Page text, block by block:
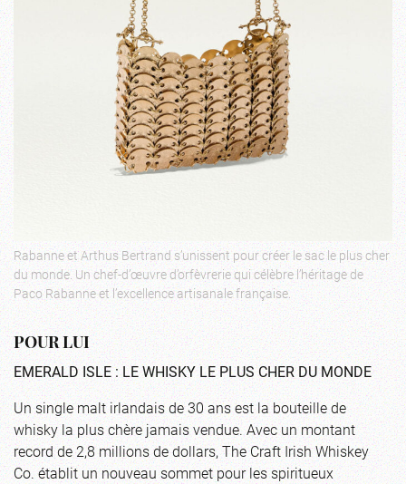
Rabanne et Arthus Bertrand s’unissent pour créer le sac le plus cher
du monde. Un chef-d’œuvre d’orfèvrerie qui célèbre l’héritage de
Paco Rabanne et l’excellence artisanale française.
POUR LUI
EMERALD ISLE : LE WHISKY LE PLUS CHER DU MONDE
Un single malt irlandais de 30 ans est la bouteille de
whisky la plus chère jamais vendue. Avec un montant
record de 2,8 millions de dollars, The Craft Irish Whiskey
Co. établit un nouveau sommet pour les spiritueux